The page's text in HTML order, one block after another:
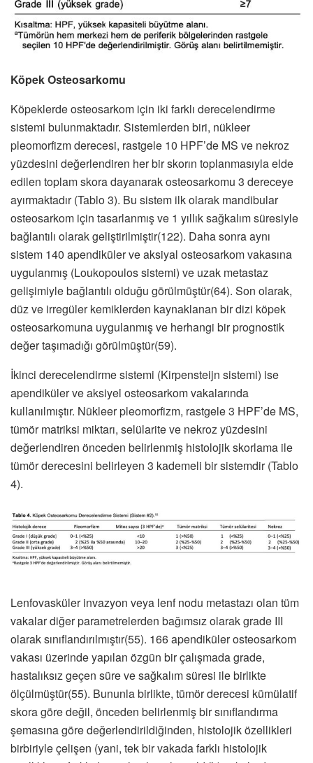
Köpek Osteosarkomu
Köpeklerde osteosarkom için iki farklı derecelendirme
sistemi bulunmaktadır. Sistemlerden biri, nükleer
pleomorfizm derecesi, rastgele 10 HPF’de MS ve nekroz
yüzdesini değerlendiren her bir skorın toplanmasıyla elde
edilen toplam skora dayanarak osteosarkomu 3 dereceye
ayırmaktadır (Tablo 3). Bu sistem ilk olarak mandibular
osteosarkom için tasarlanmış ve 1 yıllık sağkalım süresiyle
bağlantılı olarak geliştirilmiştir(122). Daha sonra aynı
sistem 140 apendiküler ve aksiyal osteosarkom vakasına
uygulanmış (Loukopoulos sistemi) ve uzak metastaz
gelişimiyle bağlantılı olduğu görülmüştür(64). Son olarak,
düz ve irregüler kemiklerden kaynaklanan bir dizi köpek
osteosarkomuna uygulanmış ve herhangi bir prognostik
değer taşımadığı görülmüştür(59).
İkinci derecelendirme sistemi (Kirpensteijn sistemi) ise
apendiküler ve aksiyel osteosarkom vakalarında
kullanılmıştır. Nükleer pleomorfizm, rastgele 3 HPF’de MS,
tümör matriksi miktarı, selülarite ve nekroz yüzdesini
değerlendiren önceden belirlenmiş histolojik skorlama ile
tümör derecesini belirleyen 3 kademeli bir sistemdir (Tablo
4).
Lenfovasküler invazyon veya lenf nodu metastazı olan tüm
vakalar diğer parametrelerden bağımsız olarak grade III
olarak sınıflandırılmıştır(55). 166 apendiküler osteosarkom
vakası üzerinde yapılan özgün bir çalışmada grade,
hastalıksız geçen süre ve sağkalım süresi ile birlikte
ölçülmüştür(55). Bununla birlikte, tümör derecesi kümülatif
skora göre değil, önceden belirlenmiş bir sınıflandırma
şemasına göre değerlendirildiğinden, histolojik özellikleri
birbiriyle çelişen (yani, tek bir vakada farklı histolojik